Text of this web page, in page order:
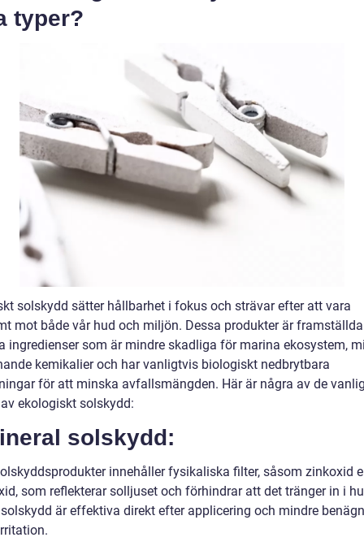
typer?
solskydd sätter hållbarhet i fokus och strävar efter att vara
mot både vår hud och miljön. Dessa produkter är
ingredienser som är mindre skadliga för marina ekosystem,
kemikalier och har vanligtvis biologiskt nedbrytbara
för att minska avfallsmängden. Här är några av de
ekologiskt solskydd:
solskydd:
innehåller fysikaliska filter, såsom zinkoxid
som reflekterar solljuset och förhindrar att det tränger in i
är effektiva direkt efter applicering och mindre